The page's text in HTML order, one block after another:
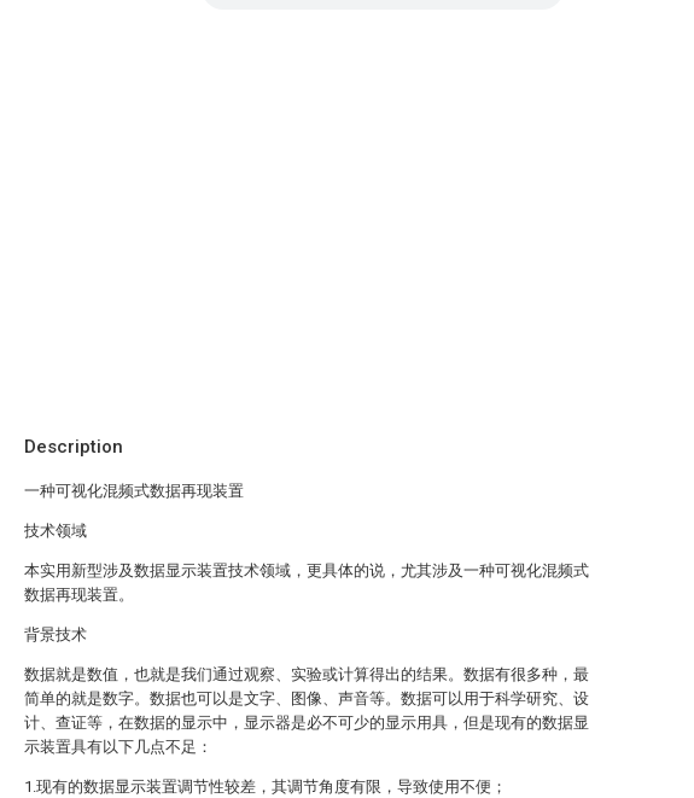
Description
一种可视化混频式数据再现装置
技术领域
本实用新型涉及数据显示装置技术领域，更具体的说，尤其涉及一种可视化混频式
数据再现装置。
背景技术
数据就是数值，也就是我们通过观察、实验或计算得出的结果。数据有很多种，最
简单的就是数字。数据也可以是文字、图像、声音等。数据可以用于科学研究、设
计、查证等，在数据的显示中，显示器是必不可少的显示用具，但是现有的数据显
示装置具有以下几点不足：
1.现有的数据显示装置调节性较差，其调节角度有限，导致使用不便；